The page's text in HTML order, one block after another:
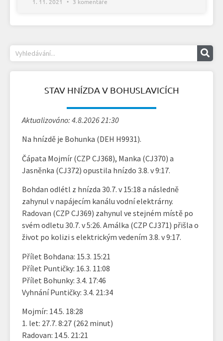
STAV HNÍZDA V BOHUSLAVICÍCH
Aktualizováno: 4.8.2026 21:30
Na hnízdě je Bohunka (DEH H9931).
Čápata Mojmír (CZP CJ368), Manka (CJ370) a
Jasněnka (CJ372) opustila hnízdo 3.8. v 9:17.
Bohdan odlétl z hnízda 30.7. v 15:18 a následně
zahynul v napájecím kanálu vodní elektrárny.
Radovan (CZP CJ369) zahynul ve stejném místě po
svém odletu 30.7. v 5:26. Amálka (CZP CJ371) přišla o
život po kolizi s elektrickým vedením 3.8. v 9:17.
Přílet Bohdana: 15.3. 15:21
Přílet Puntičky: 16.3. 11:08
Přílet Bohunky: 3.4. 17:46
Vyhnání Puntičky: 3.4. 21:34
Mojmír: 14.5. 18:28
1. let: 27.7. 8:27 (262 minut)
Radovan: 14.5. 21:21